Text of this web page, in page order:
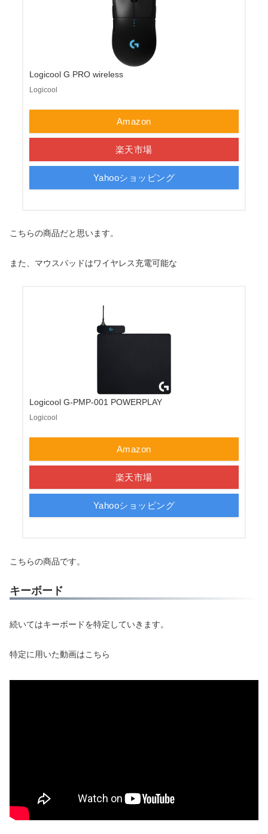
Logicool G PRO wireless
Logicool
Amazon
楽天市場
Yahooショッピング
こちらの商品だと思います。
また、マウスパッドはワイヤレス充電可能な
Logicool G-PMP-001 POWERPLAY
Logicool
Amazon
楽天市場
Yahooショッピング
こちらの商品です。
キーボード
続いてはキーボードを特定していきます。
特定に用いた動画はこちら